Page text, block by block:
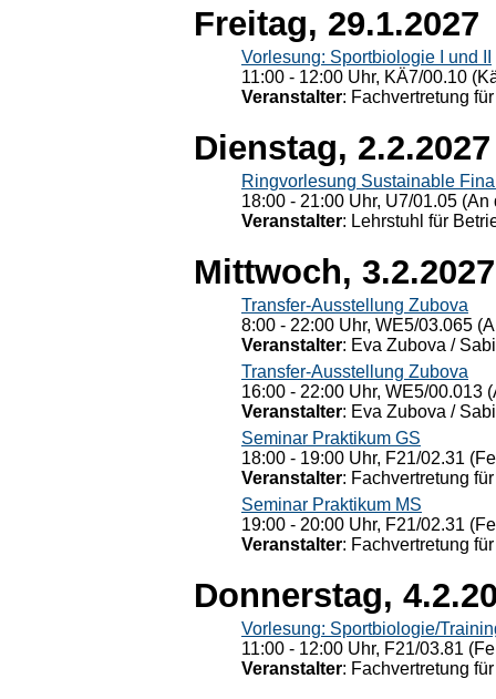
Freitag, 29.1.2027
Vorlesung: Sportbiologie I und II
11:00 - 12:00 Uhr, KÄ7/00.10
Veranstalter: Fachvertretung
Dienstag, 2.2.2027
Ringvorlesung Sustainable
18:00 - 21:00 Uhr, U7/01.05
Veranstalter: Lehrstuhl für
Mittwoch, 3.2.2027
Transfer-Ausstellung Zubova
8:00 - 22:00 Uhr, WE5/03.065
Veranstalter: Eva Zubova /
Transfer-Ausstellung Zubova
16:00 - 22:00 Uhr, WE5/00.013
Veranstalter: Eva Zubova /
Seminar Praktikum GS
18:00 - 19:00 Uhr, F21/02.31
Veranstalter: Fachvertretung
Seminar Praktikum MS
19:00 - 20:00 Uhr, F21/02.31
Veranstalter: Fachvertretung
Donnerstag,
Vorlesung: Sportbiologie/
11:00 - 12:00 Uhr, F21/03.81
Veranstalter: Fachvertretung